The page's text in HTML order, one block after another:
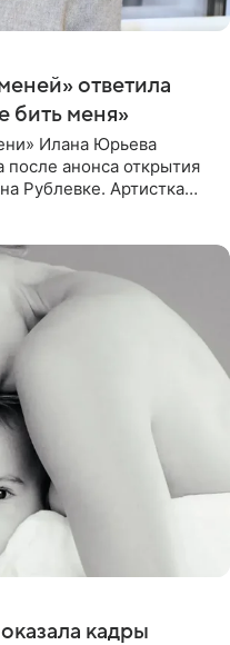
ответила
бить меня»
Илана Юрьева
после анонса открытия
Рублевке. Артистка
кадры